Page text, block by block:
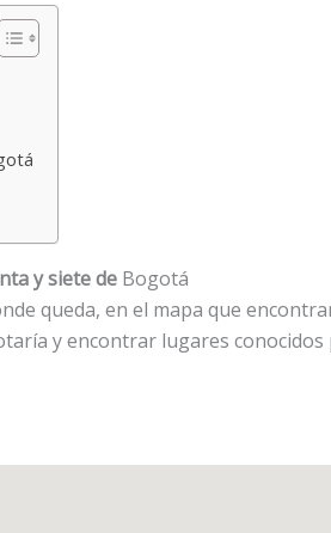
y siete de Bogotá
queda, en el mapa que
y encontrar lugares conocidos